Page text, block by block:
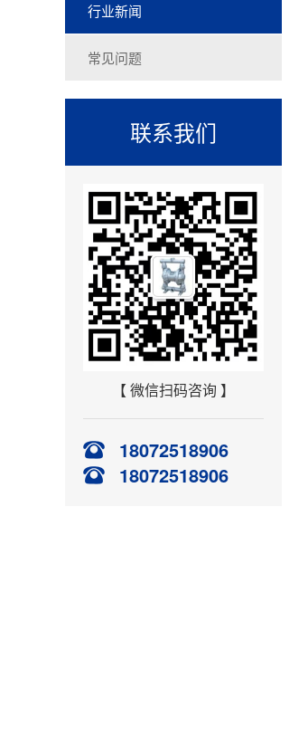
行业新闻
常见问题
联系我们
【 微信扫码咨询 】
18072518906
18072518906